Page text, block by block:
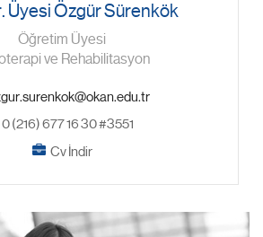
Üyesi Özgür Sürenkök
Öğretim Üyesi
ve Rehabilitasyon
0 (216) 677 16 30 #3551
Cv İndir